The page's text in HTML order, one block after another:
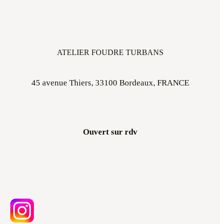
ATELIER FOUDRE TURBANS
45 avenue Thiers, 33100 Bordeaux, FRANCE
Ouvert sur rdv